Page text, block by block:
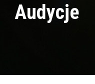
Audycje